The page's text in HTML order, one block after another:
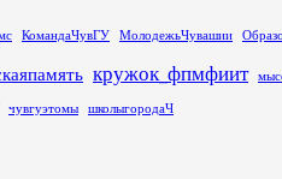
КомандаЧувГУ МолодежьЧувашии
кружок_фпмфиит
чувгуэтомы школыгородаЧ